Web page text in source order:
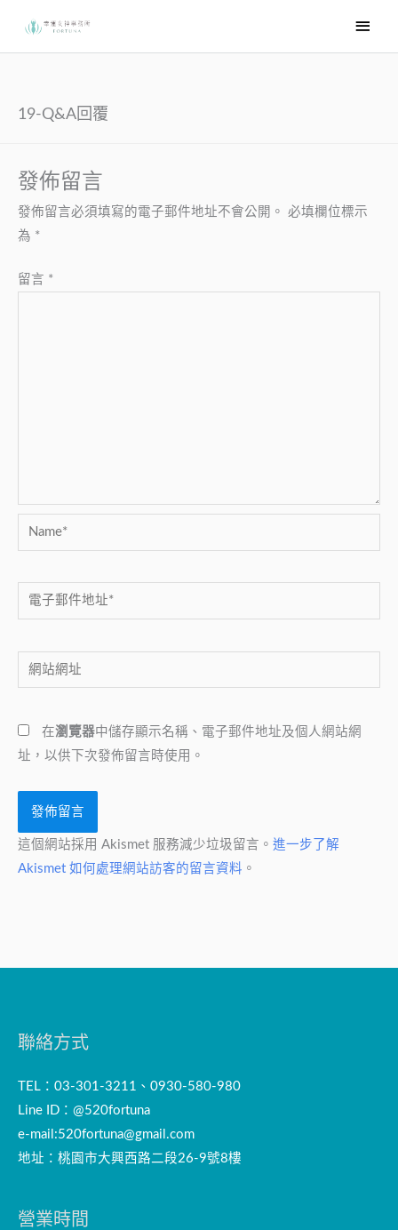
要
19-Q&A回覆
發佈留言
發佈留言必須填寫的電子郵件地址不會公開。 必填欄位標示
為 *
留言 *
Name*
電
子
件
地
*
網
站
址
在瀏覽器中儲存顯示名稱、電子郵件地址及個人網站網
址，以供下次發佈留言時使用。
這個網站採用 Akismet 服務減少垃圾留言。 進一步了解
Akismet 如何處理網站訪客的留言資料 。
聯絡方式
TEL：03-301-3211、0930-580-980
Line ID：@520fortuna
e-mail:520fortuna@gmail.com
地址：桃園市大興西路二段26-9號8樓
營業時間